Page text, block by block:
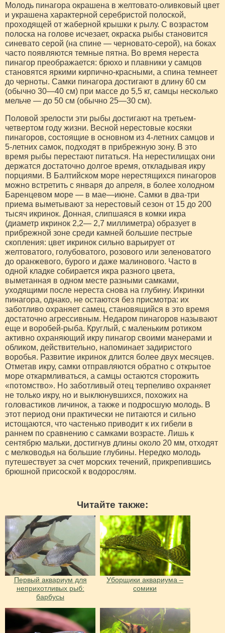
Молодь пинагора окрашена в желтовато-оливковый цвет
и украшена характерной серебристой полоской,
проходящей от жаберной крышки к рылу. С возрастом
полоска на голове исчезает, окраска рыбы становится
синевато серой (на спине — черновато-серой), на боках
часто появляются темные пятна. Во время нереста
пинагор преображается: брюхо и плавники у самцов
становятся яркими кирпично-красными, а спина темнеет
до черноты. Самки пинагора достигают в длину 60 см
(обычно 30—40 см) при массе до 5,5 кг, самцы несколько
мельче — до 50 см (обычно 25—30 см).
Половой зрелости эти рыбы достигают на третьем-
четвертом году жизни. Весной нерестовые косяки
пинагоров, состоящие в основном из 4-летних самцов и
5-летних самок, подходят в прибрежную зону. В это
время рыбы перестают питаться. На нерестилищах они
держатся достаточно долгое время, откладывая икру
порциями. В Балтийском море нерестящихся пинагоров
можно встретить с января до апреля, в более холодном
Баренцевом море — в мае—июне. Самки в два-три
приема выметывают за нерестовый сезон от 15 до 200
тысяч икринок. Донная, слипшаяся в комки икра
(диаметр икринок 2,2— 2,7 миллиметра) образует в
прибрежной зоне среди камней большие пестрые
скопления: цвет икринок сильно варьирует от
желтоватого, голубоватого, розового или зеленоватого
до оранжевого, бурого и даже малинового. Часто в
одной кладке собирается икра разного цвета,
выметанная в одном месте разными самками,
уходящими после нереста снова на глубину. Икринки
пинагора, однако, не остаются без присмотра: их
заботливо охраняет самец, становящийся в это время
достаточно агрессивным. Недаром пинагоров называют
еще и воробей-рыба. Круглый, с маленьким ротиком
активно охраняющий икру пинагор своими манерами и
обликом, действительно, напоминает задиристого
воробья. Развитие икринок длится более двух месяцев.
Отметав икру, самки отправляются обратно с открытое
море откармливаться, а самцы остаются сторожить
«потомство». Но заботливый отец терпеливо охраняет
не только икру, но и выклюнувшихся, похожих на
головастиков личинок, а также и подросшую молодь. В
этот период они практически не питаются и сильно
истощаются, что частенько приводит к их гибели в
раннем по сравнению с самками возрасте. Лишь к
сентябрю мальки, достигнув длины около 20 мм, отходят
с мелководья на большие глубины. Нередко молодь
путешествует за счет морских течений, прикрепившись
брюшной присоской к водорослям.
Читайте также:
Первый аквариум для
неприхотливых рыб:
барбусы
Уборщики аквариума –
сомики